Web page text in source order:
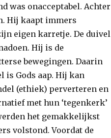
was onacceptabel. Achter
Hij kaapt immers
eigen karretje. De duivel
Hij is de
bewegingen. Daarin
is Gods aap. Hij kan
(ethiek) perverteren en
met hun ‘tegenkerk’
het gemakkelijkst
volstond. Voordat de